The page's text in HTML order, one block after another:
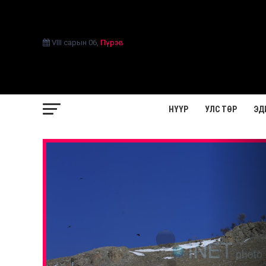
VIII сарын 06 Пүрэв
НҮҮР УЛС ТӨР